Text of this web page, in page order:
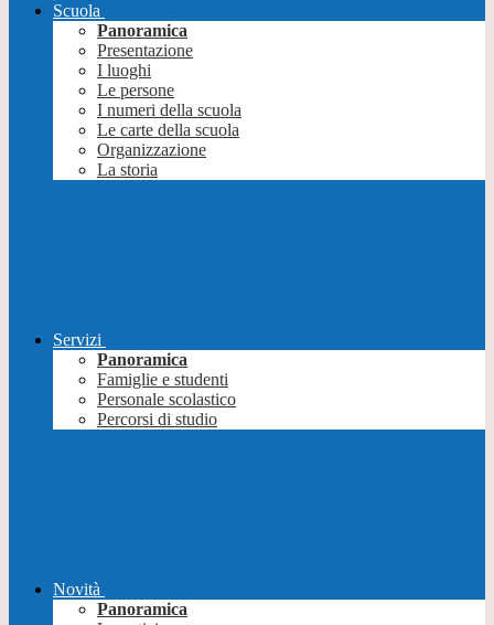
Scuola
Panoramica
Presentazione
I luoghi
Le persone
I numeri della scuola
Le carte della scuola
Organizzazione
La storia
Servizi
Panoramica
Famiglie e studenti
Personale scolastico
Percorsi di studio
Novità
Panoramica